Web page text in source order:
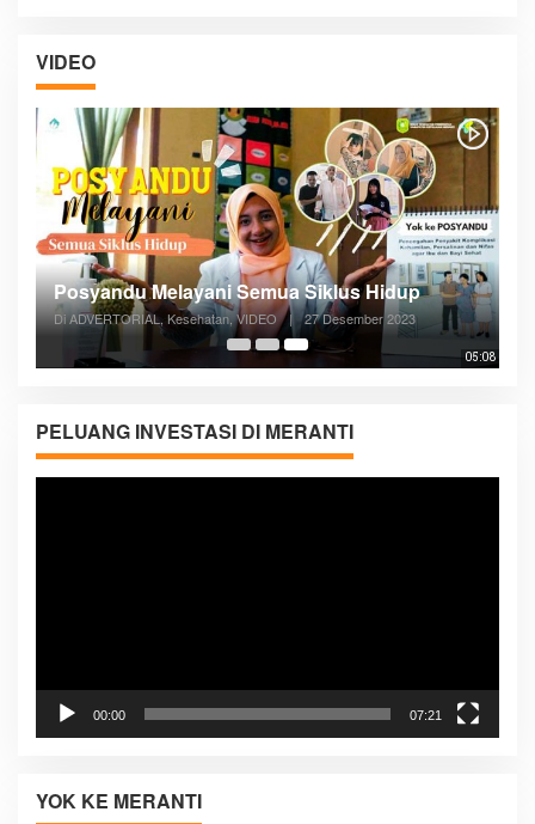
VIDEO
05:08
Posyandu Melayani Semua Siklus Hidup
Di ADVERTORIAL, Kesehatan, VIDEO | 27 Desember 2023
PELUANG INVESTASI DI MERANTI
00:00 07:21
YOK KE MERANTI